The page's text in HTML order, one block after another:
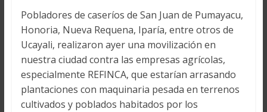
Pobladores de caseríos de San Juan de Pumayacu,
Honoria, Nueva Requena, Iparía, entre otros de
Ucayali, realizaron ayer una movilización en
nuestra ciudad contra las empresas agrícolas,
especialmente REFINCA, que estarían arrasando
plantaciones con maquinaria pesada en terrenos
cultivados y poblados habitados por los